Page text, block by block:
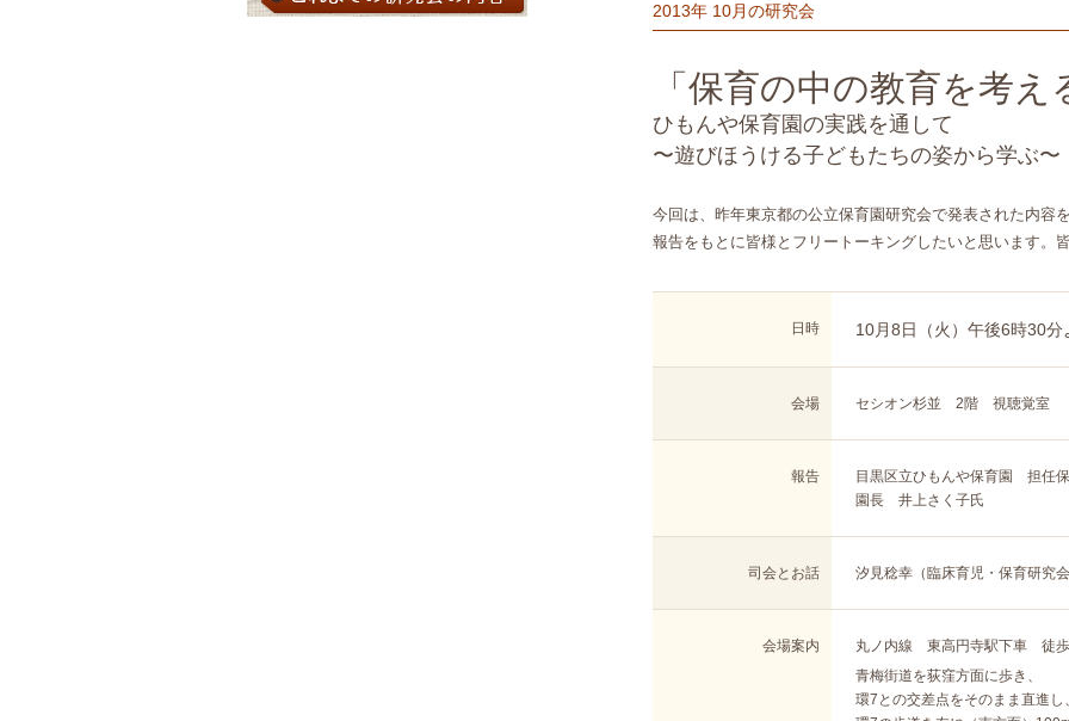
2013年 10月の研究会
「保育の中の教育を考え
ひもんや保育園の実践を通して
〜遊びほうける子どもたちの姿から学ぶ〜
今回は、昨年東京都の公立保育園研究会で発表された内容
報告をもとに皆様とフリートーキングしたいと思います。
日時 10月8日（火）午後6時30分
会場 セシオン杉並 2階 視聴覚室
報告
目黒区立ひもんや保育園 担任
園長 井上さく子氏
司会とお話 汐見稔幸（臨床育児・保育研究
会場案内
丸ノ内線 東高円寺駅下車 徒
青梅街道を荻窪方面に歩き、
環7との交差点をそのまま直進し